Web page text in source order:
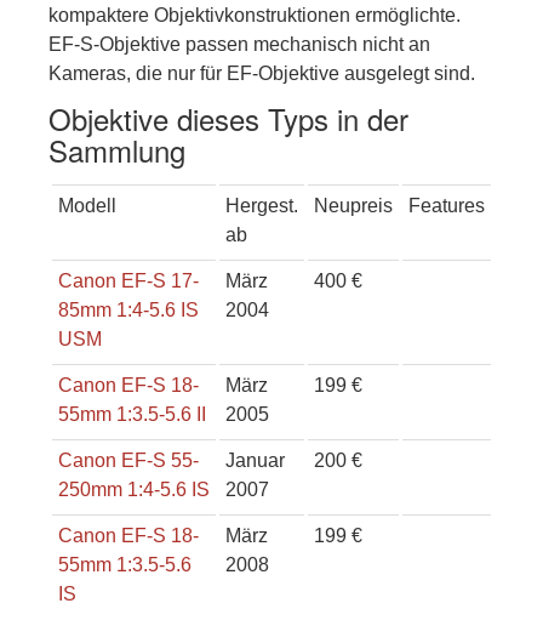
kompaktere Objektivkonstruktionen ermöglichte.
EF-S-Objektive passen mechanisch nicht an
Kameras, die nur für EF-Objektive ausgelegt sind.
Objektive dieses Typs in der
Sammlung
Modell
Hergest.
ab
Neupreis Features
Canon EF-S 17-
85mm 1:4-5.6 IS
USM
März
2004
400 €
Canon EF-S 18-
55mm 1:3.5-5.6 II
März
2005
199 €
Canon EF-S 55-
250mm 1:4-5.6 IS
Januar
2007
200 €
Canon EF-S 18-
55mm 1:3.5-5.6
IS
März
2008
199 €